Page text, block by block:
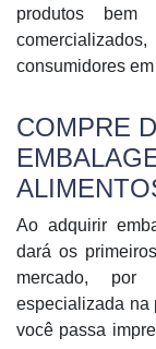
produtos bem
consumidores
COMPRE
Ao adquirir
dará os
mercado,
especializada na
você passa